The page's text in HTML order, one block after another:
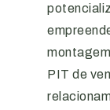
PIT de